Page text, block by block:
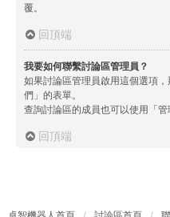
覆。
回頂端
我要如何聯繫討論區管理員？
如果討論區管理員啟用這個選項
們」的表單。
查詢討論區的成員也可以使用「管
回頂端